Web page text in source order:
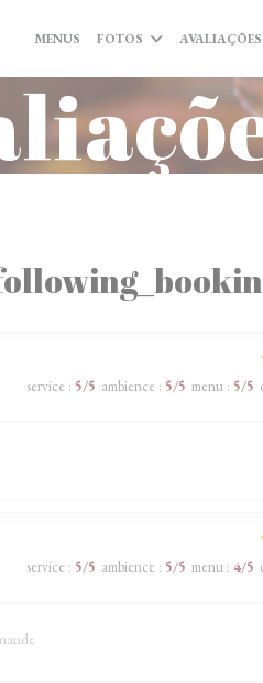
MENUS FOTOS AVALIAÇÕES
service : 5/5 ambience : 5/5 menu: 5/5
service : 5/5 ambience : 5/5 menu: 4/5